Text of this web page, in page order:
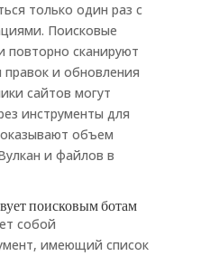
только один раз с
Поисковые
повторно сканируют
и обновления
сайтов могут
инструменты для
объем
и файлов в
поисковым ботам
собой
имеющий список